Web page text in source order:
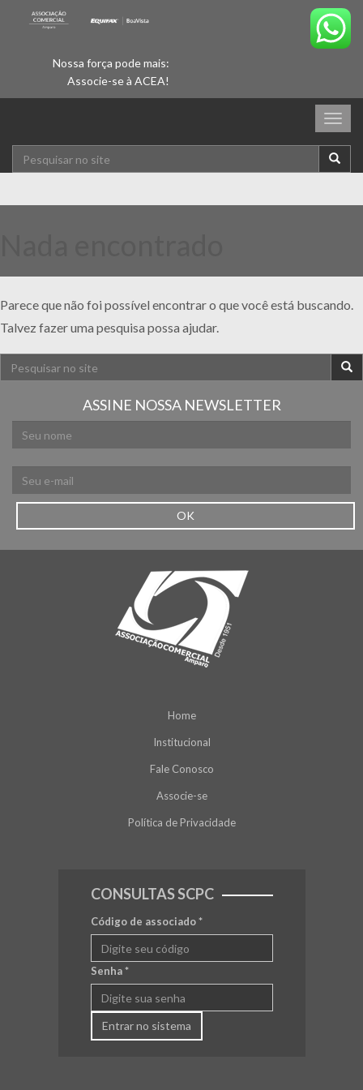
Nossa força pode mais:
Associe-se à ACEA!
Parece que não foi possível encontrar o que você está buscando.
Talvez fazer uma pesquisa possa ajudar.
ASSINE NOSSA NEWSLETTER
OK
Home
Institucional
Fale Conosco
Associe-se
Política de Privacidade
CONSULTAS SCPC
Código de associado*
Senha*
Entrar no sistema